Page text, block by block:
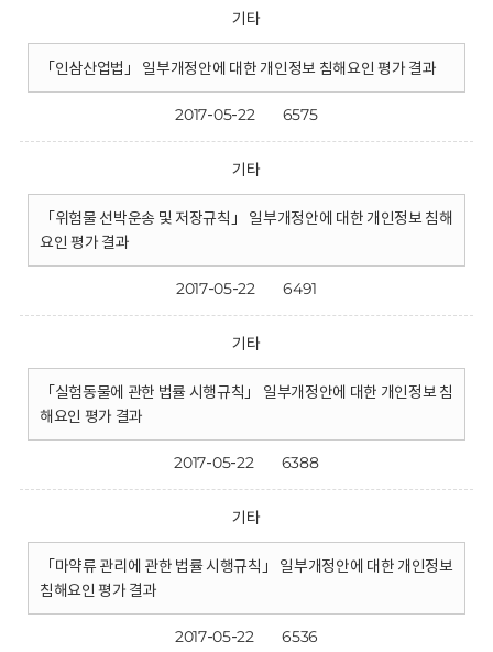
기타
「인삼산업법」 일부개정안에 대한 개인정보 침해요인 평가 결과
2017-05-22 6575
기타
「위험물 선박운송 및 저장규칙」 일부개정안에 대한 개인정보 침해
요인 평가 결과
2017-05-22 6491
기타
「실험동물에 관한 법률 시행규칙」 일부개정안에 대한 개인정보 침
해요인 평가 결과
2017-05-22 6388
기타
「마약류 관리에 관한 법률 시행규칙」 일부개정안에 대한 개인정보
침해요인 평가 결과
2017-05-22 6536